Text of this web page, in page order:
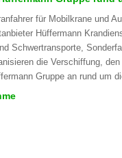
für Mobilkrane und
Hüffermann
Schwertransporte,
die Verschiffung,
Gruppe an rund um